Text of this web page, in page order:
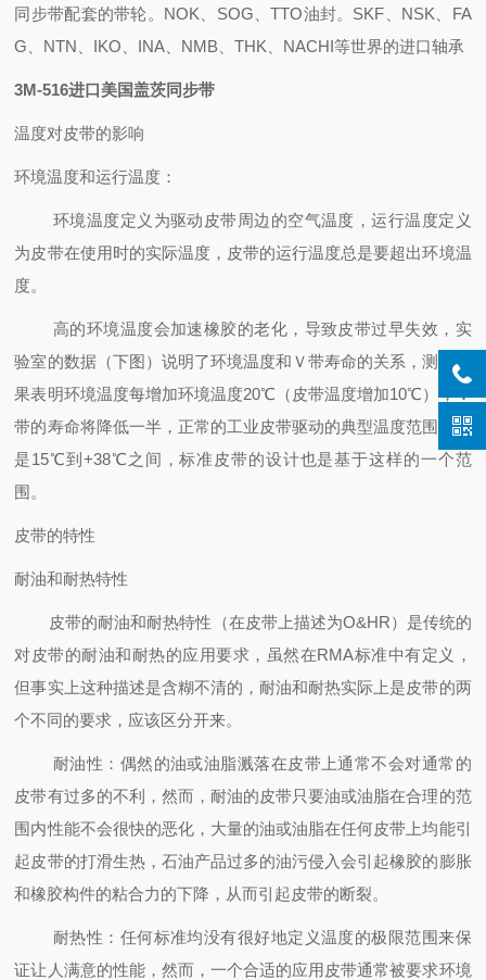
同步带配套的带轮。NOK、SOG、TTO油封。SKF、NSK、FA
G、NTN、IKO、INA、NMB、THK、NACHI等世界的进口轴承
3M-516进口美国盖茨同步带
温度对皮带的影响
环境温度和运行温度：
环境温度定义为驱动皮带周边的空气温度，运行温度定义
为皮带在使用时的实际温度，皮带的运行温度总是要超出环境温
度。
高的环境温度会加速橡胶的老化，导致皮带过早失效，实
验室的数据（下图）说明了环境温度和Ｖ带寿命的关系，测试结
果表明环境温度每增加环境温度20℃（皮带温度增加10℃），Ｖ
带的寿命将降低一半，正常的工业皮带驱动的典型温度范围应该
是15℃到+38℃之间，标准皮带的设计也是基于这样的一个范
围。
皮带的特性
耐油和耐热特性
皮带的耐油和耐热特性（在皮带上描述为O&HR）是传统的
对皮带的耐油和耐热的应用要求，虽然在RMA标准中有定义，
但事实上这种描述是含糊不清的，耐油和耐热实际上是皮带的两
个不同的要求，应该区分开来。
耐油性：偶然的油或油脂溅落在皮带上通常不会对通常的
皮带有过多的不利，然而，耐油的皮带只要油或油脂在合理的范
围内性能不会很快的恶化，大量的油或油脂在任何皮带上均能引
起皮带的打滑生热，石油产品过多的油污侵入会引起橡胶的膨胀
和橡胶构件的粘合力的下降，从而引起皮带的断裂。
耐热性：任何标准均没有很好地定义温度的极限范围来保
证让人满意的性能，然而，一个合适的应用皮带通常被要求环境